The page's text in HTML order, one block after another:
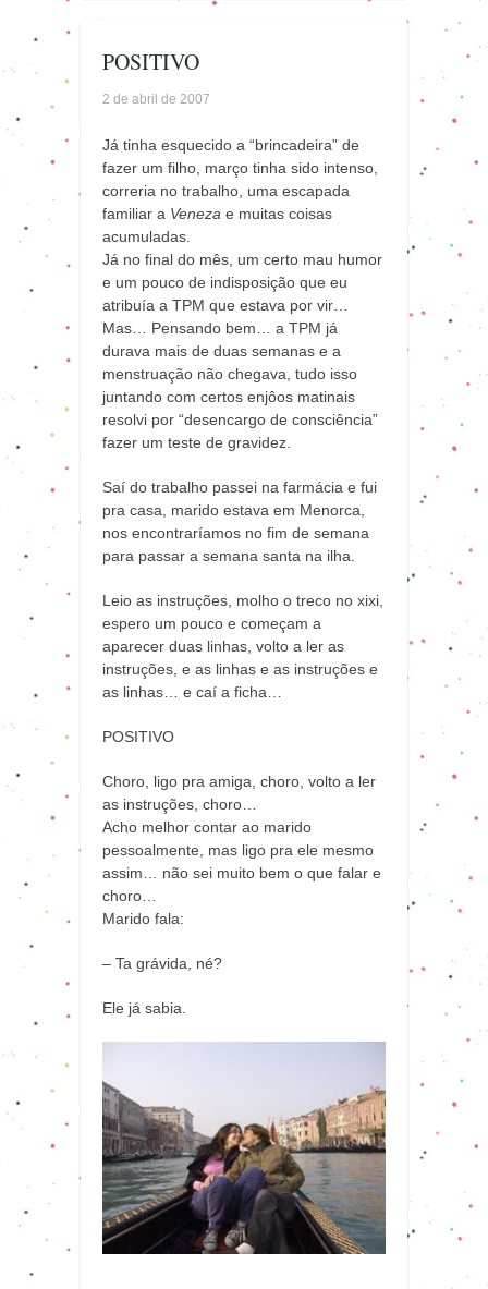
POSITIVO
2 de abril de 2007
Já tinha esquecido a “brincadeira” de
fazer um filho, março tinha sido intenso,
correria no trabalho, uma escapada
familiar a Veneza e muitas coisas
acumuladas.
Já no final do mês, um certo mau humor
e um pouco de indisposição que eu
atribuía a TPM que estava por vir…
Mas… Pensando bem… a TPM já
durava mais de duas semanas e a
menstruação não chegava, tudo isso
juntando com certos enjôos matinais
resolvi por “desencargo de consciência”
fazer um teste de gravidez.
Saí do trabalho passei na farmácia e fui
pra casa, marido estava em Menorca,
nos encontraríamos no fim de semana
para passar a semana santa na ilha.
Leio as instruções, molho o treco no xixi,
espero um pouco e começam a
aparecer duas linhas, volto a ler as
instruções, e as linhas e as instruções e
as linhas… e caí a ficha…
POSITIVO
Choro, ligo pra amiga, choro, volto a ler
as instruções, choro…
Acho melhor contar ao marido
pessoalmente, mas ligo pra ele mesmo
assim… não sei muito bem o que falar e
choro…
Marido fala:
– Ta grávida, né?
Ele já sabia.